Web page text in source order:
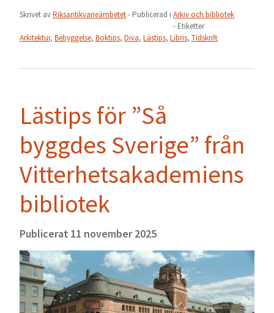
Skrivet avRiksantikvarieämbetet- Publicerad i Arkiv och bibliotek
- Etiketter
Arkitektur, Bebyggelse, Boktips, Diva, Lästips, Libris, Tidskrift
Lästips för ”Så
byggdes Sverige” från
Vitterhetsakademiens
bibliotek
Publicerat 11 november 2025